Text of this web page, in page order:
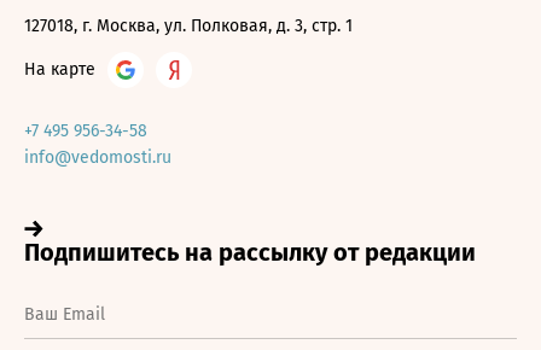
127018, г. Москва, ул. Полковая, д. 3, стр. 1
На карте
+7 495 956-34-58
info@vedomosti.ru